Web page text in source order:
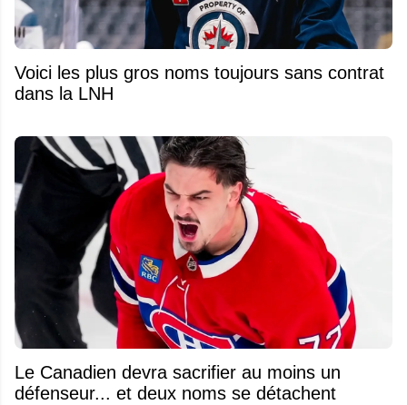
Voici les plus gros noms toujours sans contrat
dans la LNH
Le Canadien devra sacrifier au moins un
défenseur... et deux noms se détachent